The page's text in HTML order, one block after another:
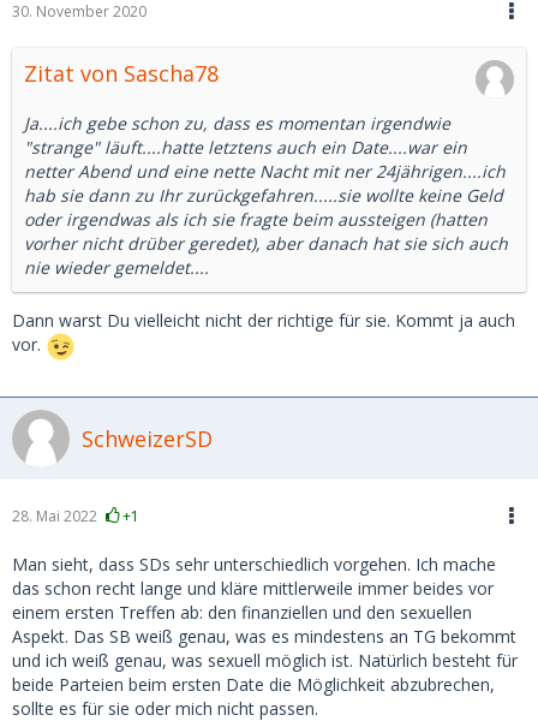
30. November 2020
Zitat von Sascha78
Ja....ich gebe schon zu, dass es momentan irgendwie
"strange" läuft....hatte letztens auch ein Date....war ein
netter Abend und eine nette Nacht mit ner 24jährigen....ich
hab sie dann zu Ihr zurückgefahren.....sie wollte keine Geld
oder irgendwas als ich sie fragte beim aussteigen (hatten
vorher nicht drüber geredet), aber danach hat sie sich auch
nie wieder gemeldet....
Dann warst Du vielleicht nicht der richtige für sie. Kommt ja auch
vor.
SchweizerSD
28. Mai 2022 +1
Man sieht, dass SDs sehr unterschiedlich vorgehen. Ich mache
das schon recht lange und kläre mittlerweile immer beides vor
einem ersten Treffen ab: den finanziellen und den sexuellen
Aspekt. Das SB weiß genau, was es mindestens an TG bekommt
und ich weiß genau, was sexuell möglich ist. Natürlich besteht für
beide Parteien beim ersten Date die Möglichkeit abzubrechen,
sollte es für sie oder mich nicht passen.